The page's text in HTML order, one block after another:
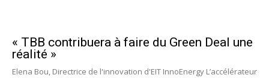
« TBB contribuera à faire du Green Deal une
réalité »
Elena Bou, Directrice de l'innovation d'EIT InnoEnergy L’accélérateur